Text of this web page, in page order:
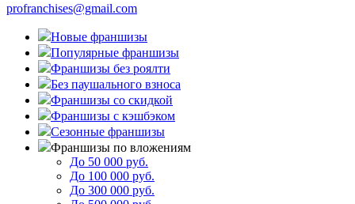
profranchises@gmail.com
Новые франшизы
Популярные франшизы
Франшизы без роялти
Без паушального взноса
Франшизы со скидкой
Франшизы с кэшбэком
Сезонные франшизы
Франшизы по вложениям
До 50 000 руб.
До 100 000 руб.
До 300 000 руб.